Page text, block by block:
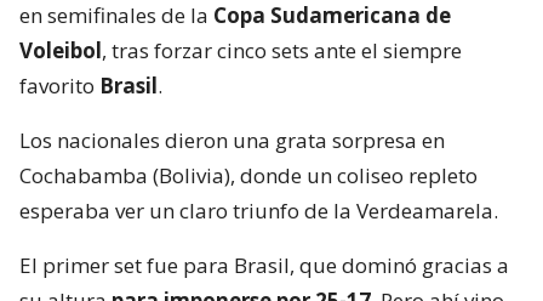
en semifinales de la Copa Sudamericana de
Voleibol, tras forzar cinco sets ante el siempre
favorito Brasil.
Los nacionales dieron una grata sorpresa en
Cochabamba (Bolivia), donde un coliseo repleto
esperaba ver un claro triunfo de la Verdeamarela.
El primer set fue para Brasil, que dominó gracias a